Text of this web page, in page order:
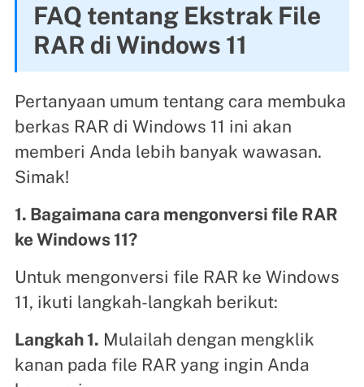
FAQ tentang Ekstrak File
RAR di Windows 11
Pertanyaan umum tentang cara membuka
berkas RAR di Windows 11 ini akan
memberi Anda lebih banyak wawasan.
Simak!
1. Bagaimana cara mengonversi file RAR
ke Windows 11?
Untuk mengonversi file RAR ke Windows
11, ikuti langkah-langkah berikut:
Langkah 1. Mulailah dengan mengklik
kanan pada file RAR yang ingin Anda